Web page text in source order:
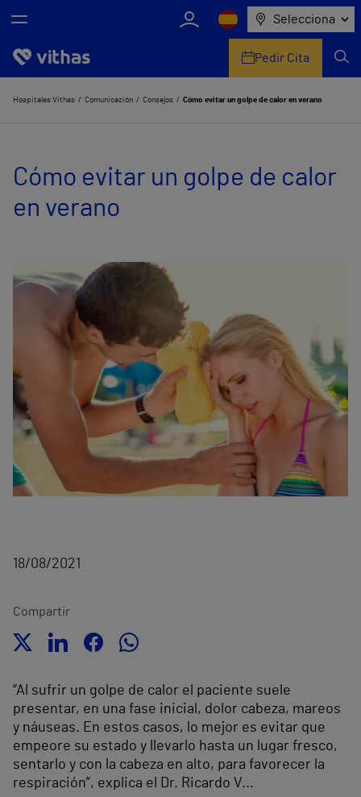
Selecciona
Nosotros
Servicios de salud
Equipo médico y asistencial
Comunicación
Pedir Cita
Hospitales Vithas Comunicación Consejos Cómo evitar un golpe de calor en verano
Cómo evitar un golpe de calor
en verano
18/08/2021
Compartir
“Al sufrir un golpe de calor el paciente suele
presentar, en una fase inicial, dolor cabeza, mareos
y náuseas. En estos casos, lo mejor es evitar que
empeore su estado y llevarlo hasta un lugar fresco,
sentarlo y con la cabeza en alto, para favorecer la
respiración”, explica el Dr. Ricardo V...